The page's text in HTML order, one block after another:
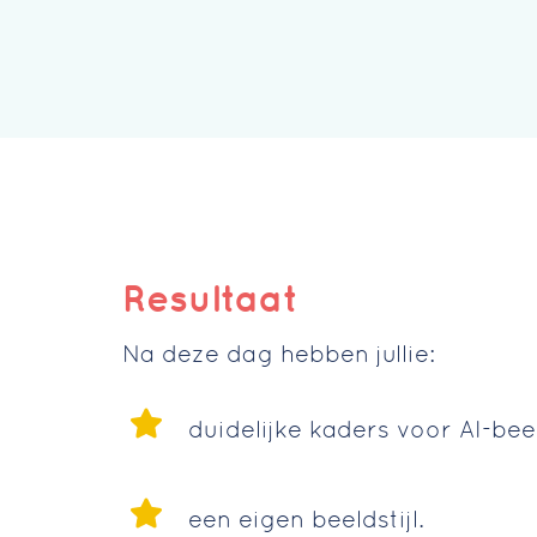
Resultaat
Na deze dag hebben jullie:
duidelijke kaders voor AI-
een eigen beeldstijl.